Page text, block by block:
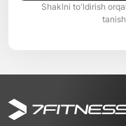
Shaklni to'ldirish